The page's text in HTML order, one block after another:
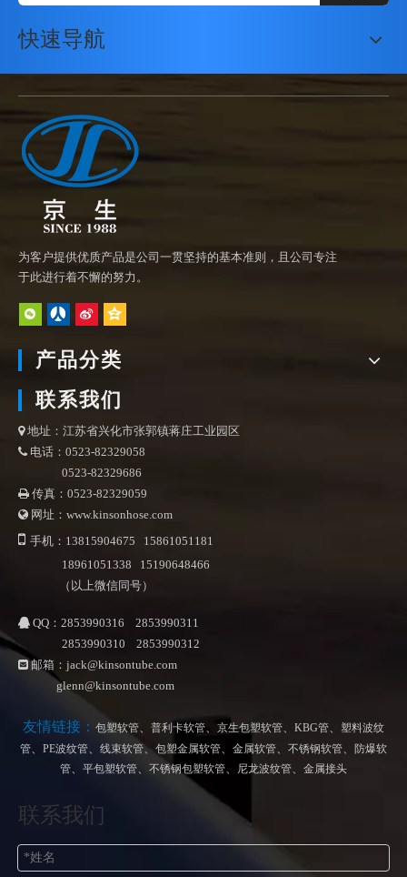
快速导航
为客户提供优质产品是公司一贯坚持的基本准则，且公司专注
于此进行着不懈的努力。
产品分类
联系我们
地址：江苏省兴化市张郭镇蒋庄工业园区
 电话：0523-82329058
0523-82329686
 传真：0523-82329059
 网址：www.kinsonhose.com
 手机：13815904675 15861051181
18961051338 15190648466
（以上微信同号）
 QQ：2853990316 2853990311
2853990310 2853990312
 邮箱： jack@kinsontube.com
glenn@kinsontube.com
友情链接： 包塑软管、 普利卡软管、 京生包塑软管、 KBG管、 塑料波纹
管、 PE波纹管、 线束软管、 包塑金属软管、 金属软管、 不锈钢软管、
防爆软
管、 平包塑软管、 不锈钢包塑软管、 尼龙波纹管、 金属接头
联系我们